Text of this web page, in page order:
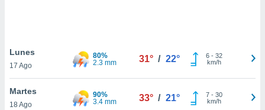
únicos
similares
Lunes
17 Ago
80%
2.3 mm
31° / 22° 6- 32
km/h
Martes
18 Ago
90%
3.4 mm
33° / 21° 7- 30
km/h